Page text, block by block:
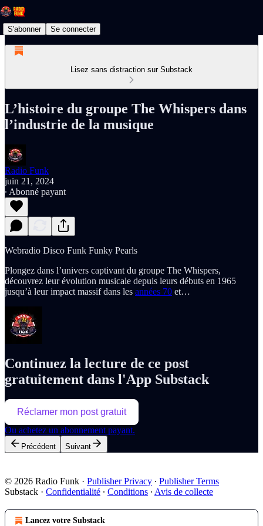
S'abonner Se connecter
Lisez sans distraction sur Substack
L’histoire du groupe The Whispers dans
l’industrie de la musique
Radio Funk
juin 21, 2024
∙ Abonné payant
Webradio Disco Funk Funky Pearls
Plongez dans l’univers captivant du groupe The Whispers,
découvrez leur évolution musicale depuis leurs débuts en 1965
jusqu’à leur impact massif dans les années 70 et…
Continuez la lecture de ce post
gratuitement dans l'App Substack
Réclamer mon post gratuit
Ou achetez un abonnement payant.
Précédent Suivant
© 2026 Radio Funk · Publisher Privacy ∙ Publisher Terms
Substack · Confidentialité ∙ Conditions ∙ Avis de collecte
Lancez votre Substack